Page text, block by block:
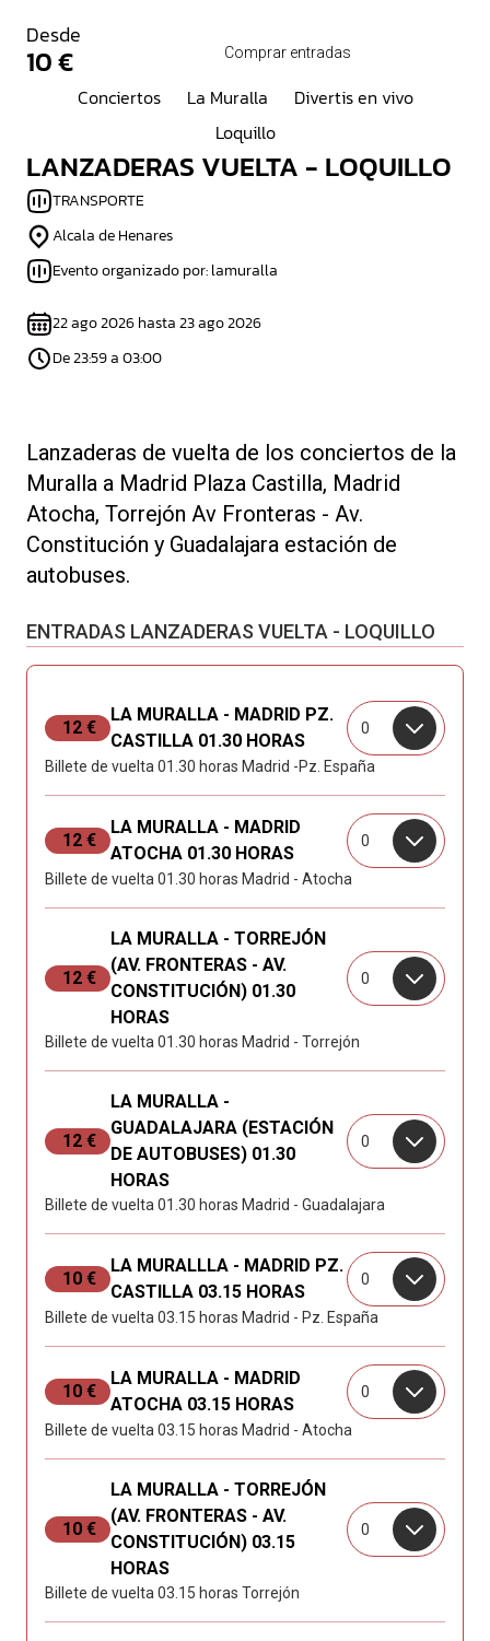
Desde
10 € Comprar entradas
Conciertos La Muralla
Divertis en vivo
Loquillo
LANZADERAS VUELTA - LOQUILLO
TRANSPORTE
Alcala de Henares
Evento organizado por: lamuralla
22 ago 2026 hasta 23 ago 2026
De 23:59 a 03:00
Lanzaderas de vuelta de los conciertos de la
Muralla a Madrid Plaza Castilla, Madrid
Atocha, Torrejón Av Fronteras - Av.
Constitución y Guadalajara estación de
autobuses.
ENTRADAS LANZADERAS VUELTA - LOQUILLO
12 €
LA MURALLA - MADRID PZ.
CASTILLA 01.30 HORAS
0
Billete de vuelta 01.30 horas Madrid -Pz. España
12 €
LA MURALLA - MADRID
ATOCHA 01.30 HORAS
0
Billete de vuelta 01.30 horas Madrid - Atocha
12 €
LA MURALLA - TORREJÓN
(AV. FRONTERAS - AV.
CONSTITUCIÓN) 01.30
HORAS
0
Billete de vuelta 01.30 horas Madrid - Torrejón
12 €
LA MURALLA -
GUADALAJARA (ESTACIÓN
DE AUTOBUSES) 01.30
HORAS
0
Billete de vuelta 01.30 horas Madrid - Guadalajara
10 €
LA MURALLLA - MADRID PZ.
CASTILLA 03.15 HORAS
0
Billete de vuelta 03.15 horas Madrid - Pz. España
10 €
LA MURALLA - MADRID
ATOCHA 03.15 HORAS
0
Billete de vuelta 03.15 horas Madrid - Atocha
10 €
LA MURALLA - TORREJÓN
(AV. FRONTERAS - AV.
CONSTITUCIÓN) 03.15
HORAS
0
Billete de vuelta 03.15 horas Torrejón